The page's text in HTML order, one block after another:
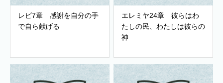
レビ7章 感謝を自分の手
で自ら献げる
エレミヤ24章 彼らはわ
たしの民、わたしは彼らの
神